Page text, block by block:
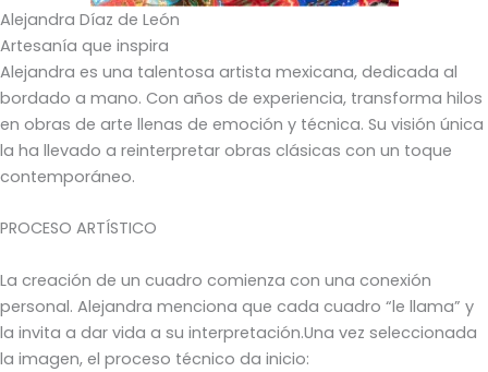
Alejandra Díaz de León
Artesanía que inspira
Alejandra es una talentosa artista mexicana, dedicada al
bordado a mano. Con años de experiencia, transforma hilos
en obras de arte llenas de emoción y técnica. Su visión única
la ha llevado a reinterpretar obras clásicas con un toque
contemporáneo.
PROCESO ARTÍSTICO
La creación de un cuadro comienza con una conexión
personal. Alejandra menciona que cada cuadro “le llama” y
la invita a dar vida a su interpretación.Una vez seleccionada
la imagen, el proceso técnico da inicio: